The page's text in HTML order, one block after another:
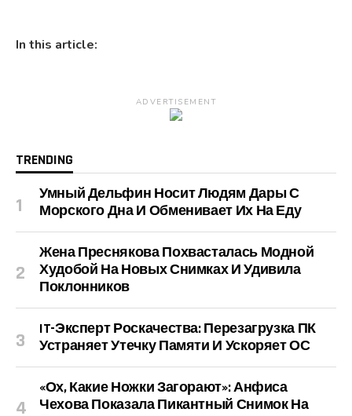
In this article:
ADVERTISEMENT
TRENDING
Умный Дельфин Носит Людям Дары С
Морского Дна И Обменивает Их На Еду
Жена Преснякова Похвасталась Модной
Худобой На Новых Снимках И Удивила
Поклонников
IT-Эксперт Роскачества: Перезагрузка ПК
Устраняет Утечку Памяти И Ускоряет ОС
«Ох, Какие Ножки Загорают»: Анфиса
Чехова Показала Пикантный Снимок На